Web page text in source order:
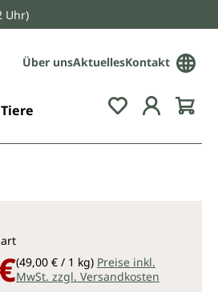
Uhr)
Über unsAktuellesKontakt
Tiere Du hast 0
(49,00 € / 1 kg) Preise inkl.
MwSt. zzgl. Versandkosten